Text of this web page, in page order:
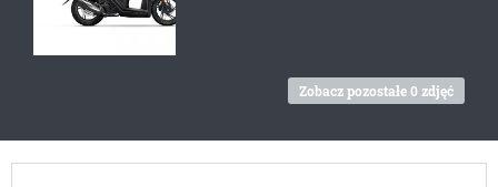
Zobacz pozostałe 0 zdjęć